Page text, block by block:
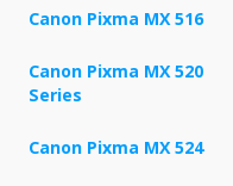
Canon Pixma MX 516
Canon Pixma MX 520
Series
Canon Pixma MX 524